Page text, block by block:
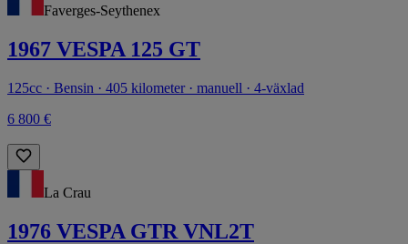
Faverges-Seythenex
1967 VESPA 125 GT
125cc · Bensin · 405 kilometer · manuell · 4-växlad
6 800 €
La Crau
1976 VESPA GTR VNL2T